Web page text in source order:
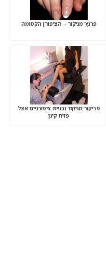
פרנץ’ מניקור – הציפורן הקסומה
פדיקור מניקור ובניית ציפורניים אצל
פזית קינן